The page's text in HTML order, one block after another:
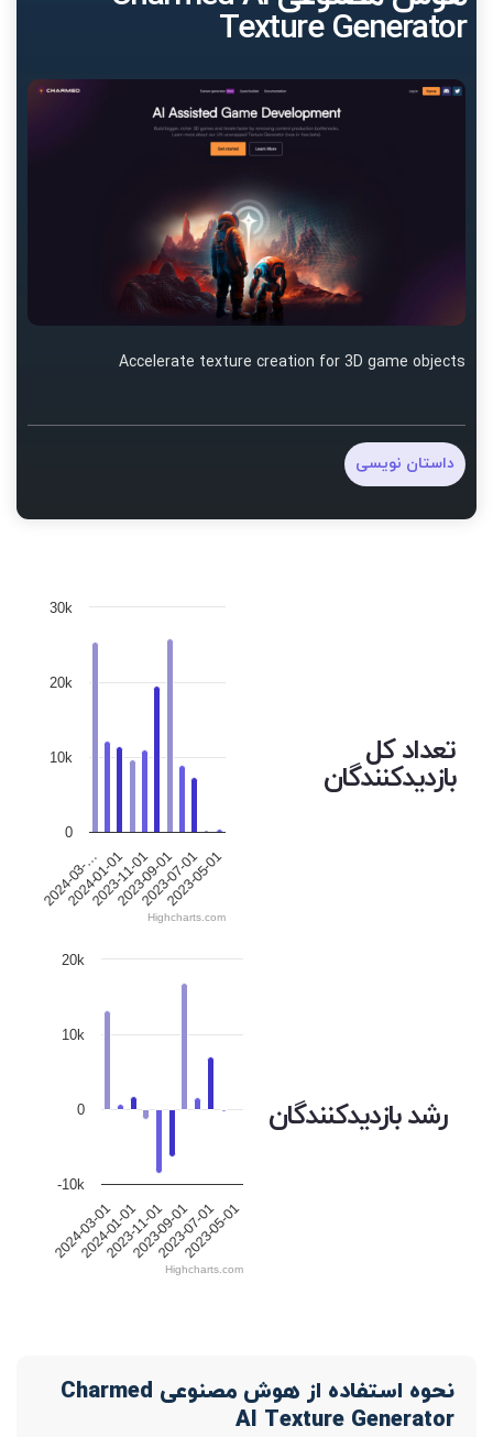
Texture Generator
Accelerate texture creation for 3D game objects
داستان نویسی
تعداد کل
بازدیدکنندگان
2024-03-…
2024-01-01
2023-11-01
2023-09-01
2023-07-01
2023-05-01
0
10k
20k
30k
Highcharts.com
رشد بازدیدکنندگان
2024-03-01
2024-01-01
2023-11-01
2023-09-01
2023-07-01
2023-05-01
-10k
0
10k
20k
Highcharts.com
نحوه استفاده از هوش مصنوعی Charmed
AI Texture Generator